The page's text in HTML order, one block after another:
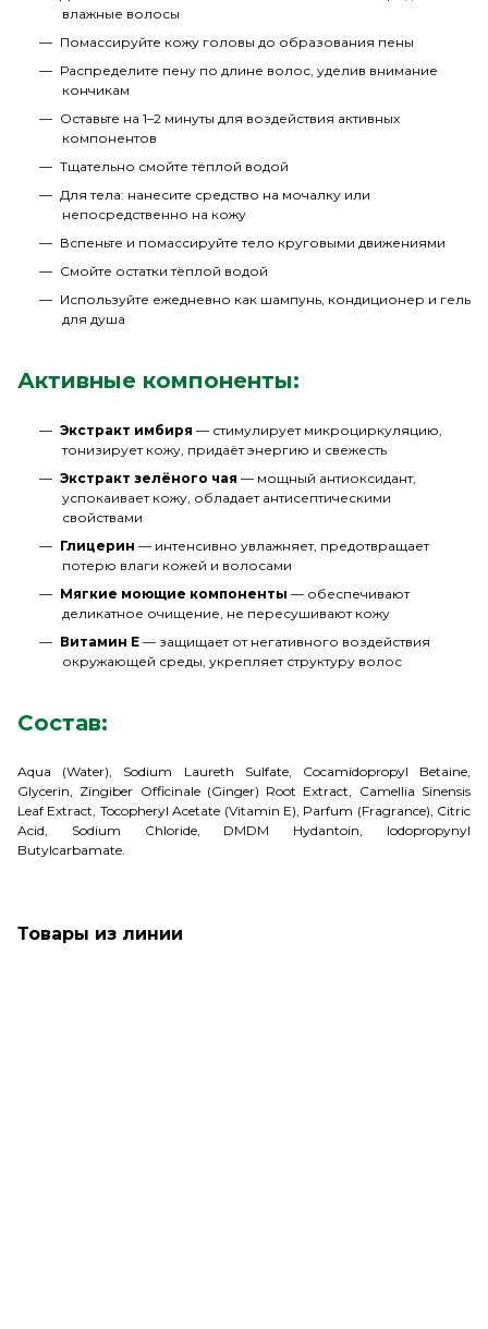
влажные волосы
Помассируйте кожу головы до образования пены
Распределите пену по длине волос, уделив внимание
кончикам
Оставьте на 1–2 минуты для воздействия активных
компонентов
Тщательно смойте тёплой водой
Для тела: нанесите средство на мочалку или
непосредственно на кожу
Вспеньте и помассируйте тело круговыми движениями
Смойте остатки тёплой водой
Используйте ежедневно как шампунь, кондиционер и гель
для душа
Активные компоненты:
Экстракт имбиря — стимулирует микроциркуляцию,
тонизирует кожу, придаёт энергию и свежесть
Экстракт зелёного чая — мощный антиоксидант,
успокаивает кожу, обладает антисептическими
свойствами
Глицерин — интенсивно увлажняет, предотвращает
потерю влаги кожей и волосами
Мягкие моющие компоненты — обеспечивают
деликатное очищение, не пересушивают кожу
Витамин E — защищает от негативного воздействия
окружающей среды, укрепляет структуру волос
Состав:
Aqua (Water), Sodium Laureth Sulfate, Cocamidopropyl Betaine,
Glycerin, Zingiber Officinale (Ginger) Root Extract, Camellia Sinensis
Leaf Extract, Tocopheryl Acetate (Vitamin E), Parfum (Fragrance), Citric
Acid, Sodium Chloride, DMDM Hydantoin, Iodopropynyl
Butylcarbamate.
Товары из линии